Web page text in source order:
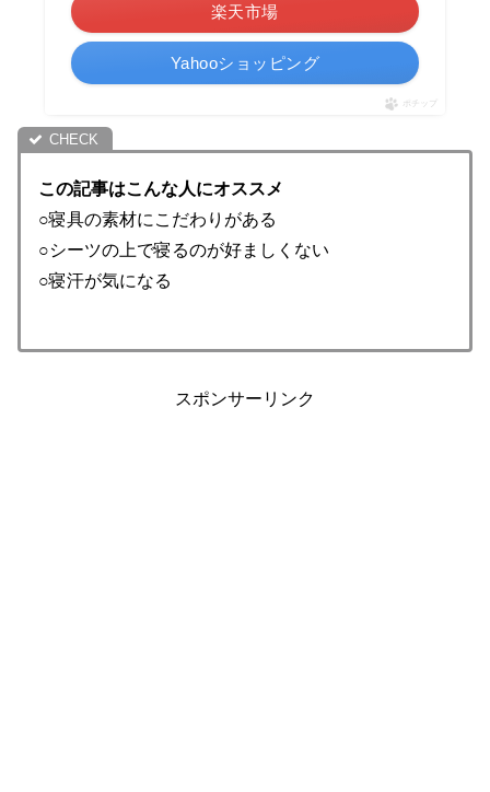
楽天市場
Yahooショッピング
ポチップ
この記事はこんな人にオススメ
○寝具の素材にこだわりがある
○シーツの上で寝るのが好ましくない
○寝汗が気になる
スポンサーリンク